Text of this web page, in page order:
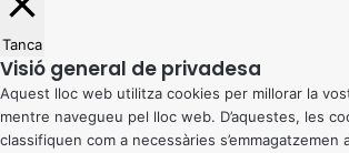
Tanca
Visió general de privadesa
Aquest lloc web utilitza cookies per millorar la
mentre navegueu pel lloc web. D’aquestes, les
classifiquen com a necessàries s’emmagatzemen